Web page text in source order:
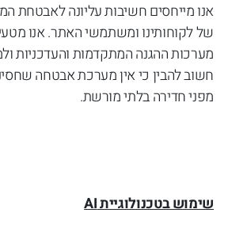
אנו מייחסים חשיבות עליונה לאבטחת
של לקוחותינו ומשתמשי האתר. אנו
מערכות ההגנה המתקדמות והעדכניות
חשוב להבין כי אין מערכת אבטחה
מפני חדירה בלתי מורשת.
שימוש בטכנולוגייתAI